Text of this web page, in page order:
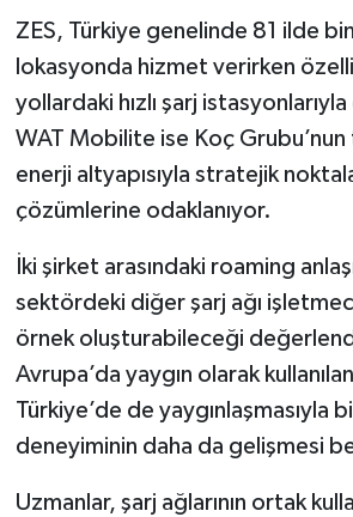
ZES, Türkiye genelinde 81 ilde
lokasyonda hizmet verirken
yollardaki hızlı şarj istasyonlarıyla
WAT Mobilite ise Koç
enerji altyapısıyla stratejik
çözümlerine odaklanıyor.
İki şirket arasındaki roaming
sektördeki diğer şarj ağı
örnek oluşturabileceği
Avrupa’da yaygın olarak
Türkiye’de de yaygınlaşmasıyla
deneyiminin daha da gelişmesi
Uzmanlar, şarj ağlarının ortak